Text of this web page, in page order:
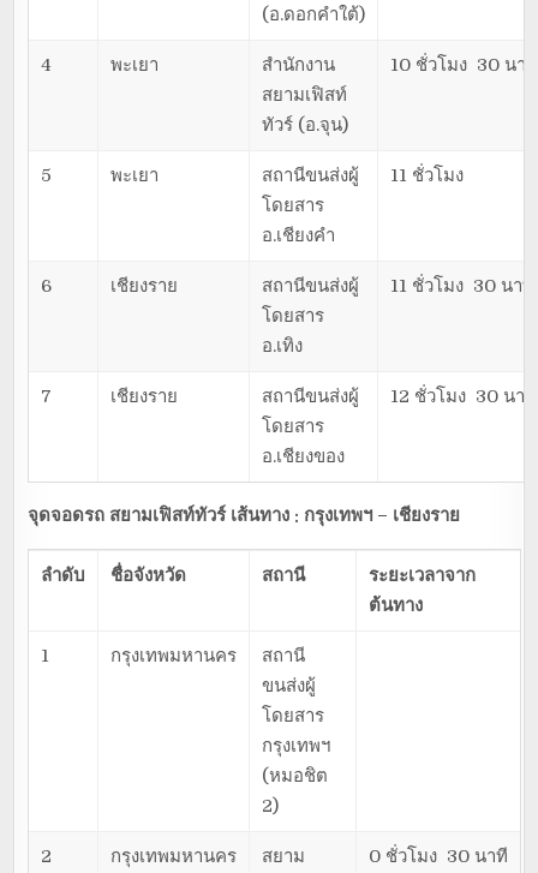
(อ.ดอกคำใต้)
4 พะเยา
สำนักงาน
สยามเฟิสท์
ทัวร์ (อ.จุน)
10 ชั่วโมง 30 นาที
5 พะเยา
สถานีขนส่งผู้
โดยสาร
อ.เชียงคำ
11 ชั่วโมง
6 เชียงราย
สถานีขนส่งผู้
โดยสาร
อ.เทิง
11 ชั่วโมง 30 นาที
7 เชียงราย
สถานีขนส่งผู้
โดยสาร
อ.เชียงของ
12 ชั่วโมง 30 นาที
จุดจอดรถ สยามเฟิสท์ทัวร์ เส้นทาง : กรุงเทพฯ – เชียงราย
ลำดับ ชื่อจังหวัด สถานี
ระยะเวลาจาก
ต้นทาง
1 กรุงเทพมหานคร
สถานี
ขนส่งผู้
โดยสาร
กรุงเทพฯ
(หมอชิต
2)
2 กรุงเทพมหานคร
สยาม
0 ชั่วโมง 30 นาที